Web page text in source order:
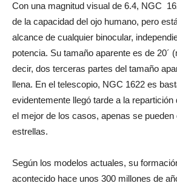
Con una magnitud visual de 6.4, NGC
de la capacidad del ojo humano, pero
alcance de cualquier binocular,
potencia. Su tamaño aparente es de 20´
decir, dos terceras partes del tamaño
llena. En el telescopio, NGC 1622 es
evidentemente llegó tarde a la
el mejor de los casos, apenas se pueden
estrellas.
Según los modelos actuales, su
acontecido hace unos 300 millones de